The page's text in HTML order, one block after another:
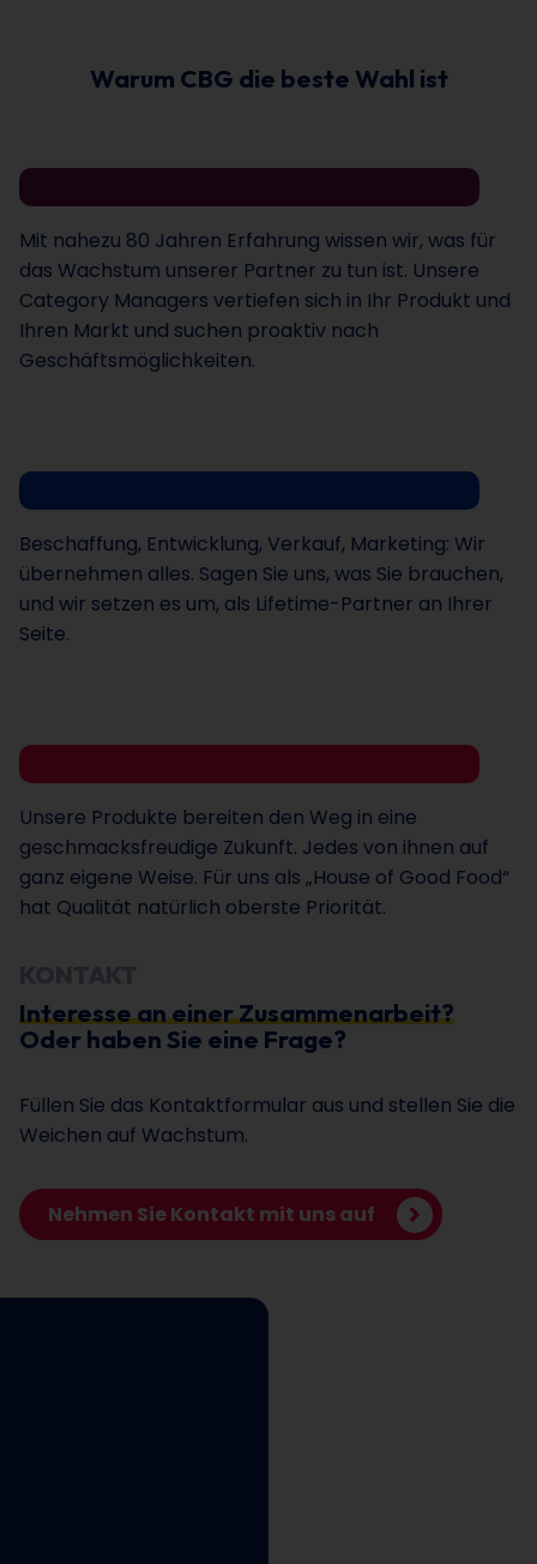
Warum CBG die beste Wahl ist
Mit nahezu 80 Jahren Erfahrung wissen wir, was für
das Wachstum unserer Partner zu tun ist. Unsere
Category Managers vertiefen sich in Ihr Produkt und
Ihren Markt und suchen proaktiv nach
Geschäftsmöglichkeiten.
Beschaffung, Entwicklung, Verkauf, Marketing: Wir
übernehmen alles. Sagen Sie uns, was Sie brauchen,
und wir setzen es um, als Lifetime-Partner an Ihrer
Seite.
Unsere Produkte bereiten den Weg in eine
geschmacksfreudige Zukunft. Jedes von ihnen auf
ganz eigene Weise. Für uns als „House of Good Food“
hat Qualität natürlich oberste Priorität.
Interesse an einer Zusammenarbeit?
Oder haben Sie eine Frage?
Füllen Sie das Kontaktformular aus und stellen Sie die
Weichen auf Wachstum.
Nehmen Sie Kontakt mit uns auf